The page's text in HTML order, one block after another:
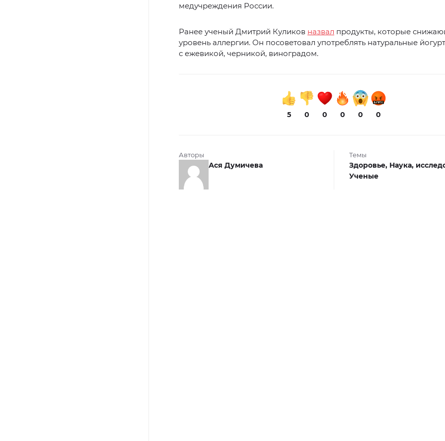
медучреждения России.
Ранее ученый Дмитрий Куликов назвал продукты, которые
уровень аллергии. Он посоветовал употреблять натуральные
с ежевикой, черникой, виноградом.
5 0 0 0 0 0
Авторы
Ася Думичева
Темы
Здоровье, Наука,
Ученые